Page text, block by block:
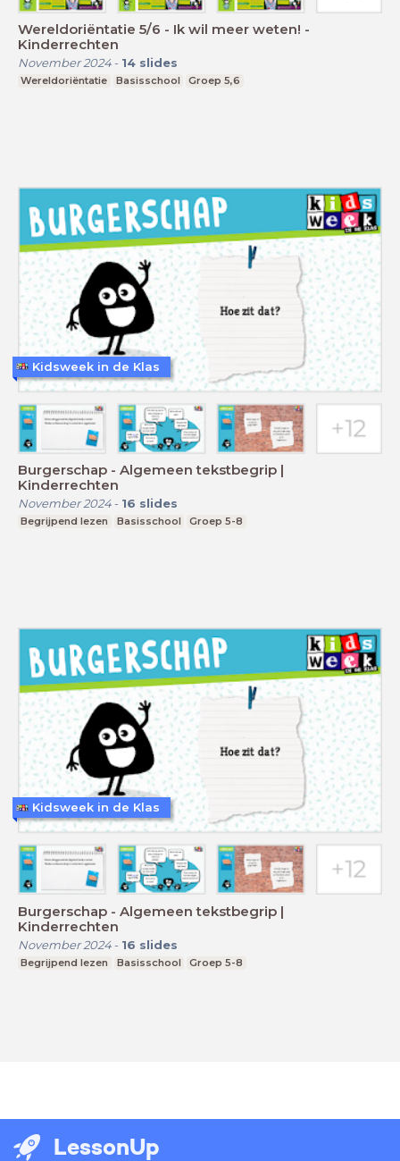
Wereldoriëntatie 5/6 - Ik wil meer weten! -
Kinderrechten
November 2024- 14 slides
Wereldoriëntatie Basisschool Groep 5,6
Burgerschap - Algemeen tekstbegrip |
Kinderrechten
November 2024- 16 slides
Begrijpend lezen Basisschool Groep 5-8
Kidsweek in de Klas
Burgerschap - Algemeen tekstbegrip |
Kinderrechten
November 2024- 16 slides
Begrijpend lezen Basisschool Groep 5-8
Kidsweek in de Klas
LessonUp